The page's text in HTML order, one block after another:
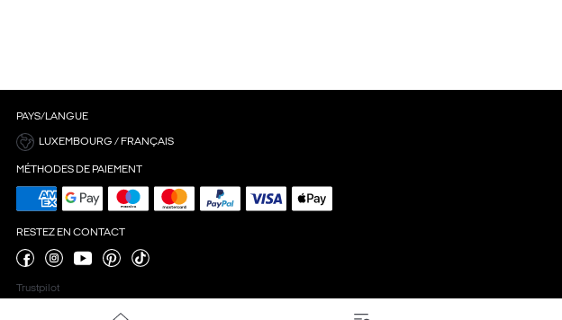
PAYS/LANGUE
LUXEMBOURG / FRANÇAIS
MÉTHODES DE PAIEMENT
RESTEZ EN CONTACT
Trustpilot